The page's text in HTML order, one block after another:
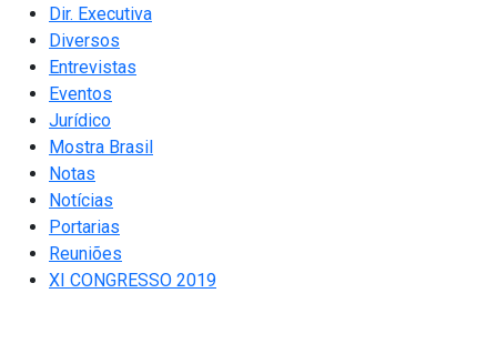
Dir. Executiva
Diversos
Entrevistas
Eventos
Jurídico
Mostra Brasil
Notas
Notícias
Portarias
Reuniões
XI CONGRESSO 2019